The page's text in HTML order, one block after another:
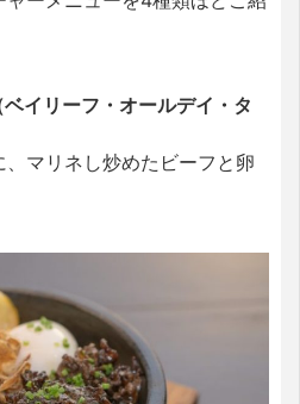
イリーフ・オールデイ・タ
マリネし炒めたビーフと卵